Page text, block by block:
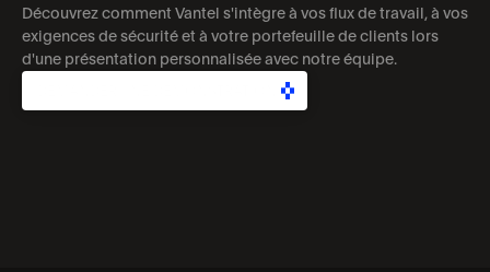
Découvrez comment Vantel s'intègre à vos flux de travail, à vos
exigences de sécurité et à votre portefeuille de clients lors
d'une présentation personnalisée avec notre équipe.